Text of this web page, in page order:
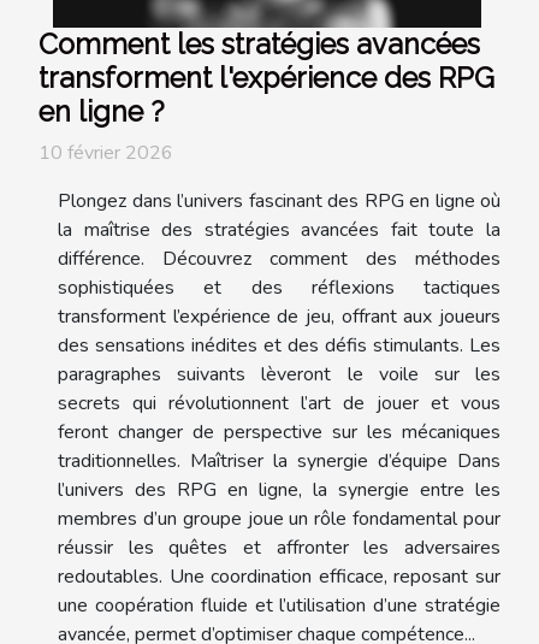
Comment les stratégies avancées
transforment l'expérience des RPG
en ligne ?
10 février 2026
Plongez dans l’univers fascinant des RPG en ligne où
la maîtrise des stratégies avancées fait toute la
différence. Découvrez comment des méthodes
sophistiquées et des réflexions tactiques
transforment l’expérience de jeu, offrant aux joueurs
des sensations inédites et des défis stimulants. Les
paragraphes suivants lèveront le voile sur les
secrets qui révolutionnent l’art de jouer et vous
feront changer de perspective sur les mécaniques
traditionnelles. Maîtriser la synergie d’équipe Dans
l’univers des RPG en ligne, la synergie entre les
membres d’un groupe joue un rôle fondamental pour
réussir les quêtes et affronter les adversaires
redoutables. Une coordination efficace, reposant sur
une coopération fluide et l’utilisation d’une stratégie
avancée, permet d’optimiser chaque compétence...